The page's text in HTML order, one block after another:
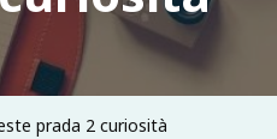
prada 2 curiosità